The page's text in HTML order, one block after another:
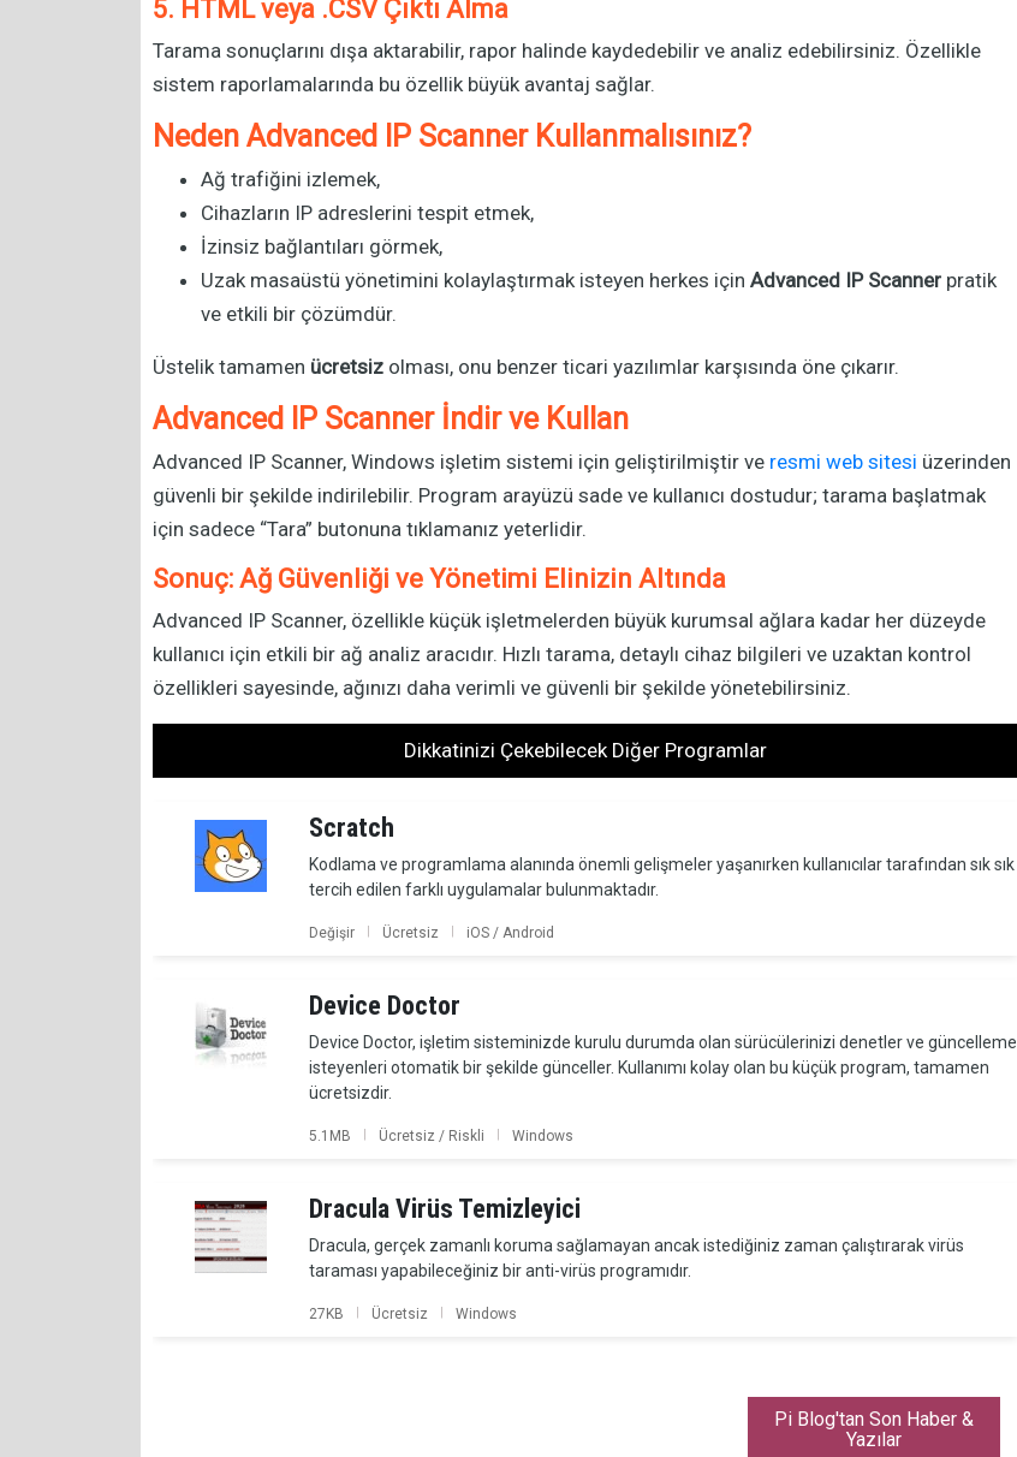
5. HTML veya .CSV Çıktı Alma
Tarama sonuçlarını dışa aktarabilir, rapor halinde kaydedebilir ve analiz edebilirsiniz. Özellikle
sistem raporlamalarında bu özellik büyük avantaj sağlar.
Neden Advanced IP Scanner Kullanmalısınız?
Ağ trafiğini izlemek,
Cihazların IP adreslerini tespit etmek,
İzinsiz bağlantıları görmek,
Uzak masaüstü yönetimini kolaylaştırmak isteyen herkes için Advanced IP Scanner pratik
ve etkili bir çözümdür.
Üstelik tamamen ücretsiz olması, onu benzer ticari yazılımlar karşısında öne çıkarır.
Advanced IP Scanner İndir ve Kullan
Advanced IP Scanner, Windows işletim sistemi için geliştirilmiştir ve resmi web sitesi üzerinden
güvenli bir şekilde indirilebilir. Program arayüzü sade ve kullanıcı dostudur; tarama başlatmak
için sadece “Tara” butonuna tıklamanız yeterlidir.
Sonuç: Ağ Güvenliği ve Yönetimi Elinizin Altında
Advanced IP Scanner, özellikle küçük işletmelerden büyük kurumsal ağlara kadar her düzeyde
kullanıcı için etkili bir ağ analiz aracıdır. Hızlı tarama, detaylı cihaz bilgileri ve uzaktan kontrol
özellikleri sayesinde, ağınızı daha verimli ve güvenli bir şekilde yönetebilirsiniz.
Dikkatinizi Çekebilecek Diğer Programlar
Scratch
Kodlama ve programlama alanında önemli gelişmeler yaşanırken kullanıcılar tarafından sık sık
tercih edilen farklı uygulamalar bulunmaktadır.
Değişir | Ücretsiz | iOS / Android
Device Doctor
Device Doctor, işletim sisteminizde kurulu durumda olan sürücülerinizi denetler ve güncelleme
isteyenleri otomatik bir şekilde günceller. Kullanımı kolay olan bu küçük program, tamamen
ücretsizdir.
5.1MB | Ücretsiz / Riskli | Windows
Dracula Virüs Temizleyici
Dracula, gerçek zamanlı koruma sağlamayan ancak istediğiniz zaman çalıştırarak virüs
taraması yapabileceğiniz bir anti-virüs programıdır.
27KB | Ücretsiz | Windows
Pi Blog'tan Son Haber &
Yazılar